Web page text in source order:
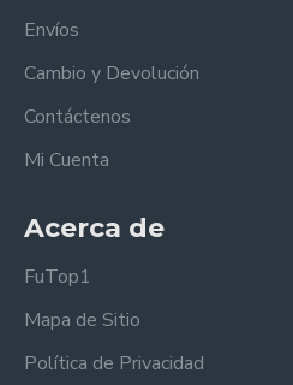
Envíos
Cambio y Devolución
Contáctenos
Mi Cuenta
Acerca de
FuTop1
Mapa de Sitio
Política de Privacidad